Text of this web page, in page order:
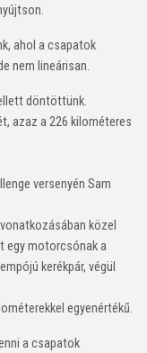
ahol a csapatok
nem lineárisan.
döntöttünk.
azaz a 226 kilométeres
versenyén Sam
közel
egy motorcsónak a
kerékpár, végül
egyenértékű.
a csapatok